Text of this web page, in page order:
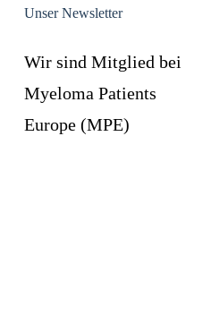
Unser Newsletter
Wir sind Mitglied bei
Myeloma Patients
Europe (MPE)